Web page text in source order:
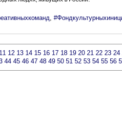
,
11 12 13 14 15 16 17 18 19 20 21 22 23 24
44 45 46 47 48 49 50 51 52 53 54 55 56